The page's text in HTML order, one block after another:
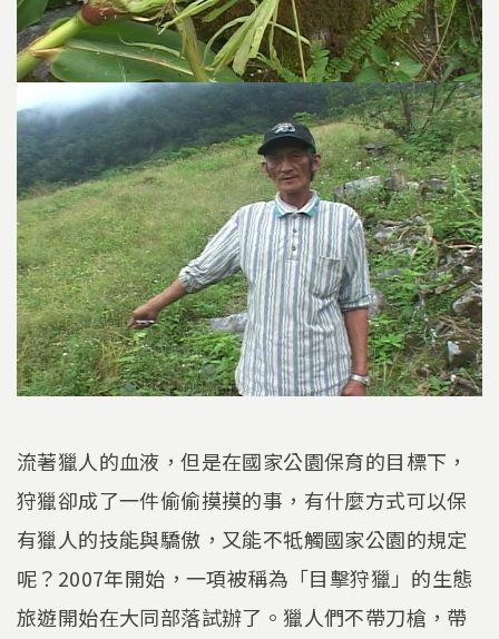
流著獵人的血液，但是在國家公園保育的目標下，
狩獵卻成了一件偷偷摸摸的事，有什麼方式可以保
有獵人的技能與驕傲，又能不牴觸國家公園的規定
呢？2007年開始，一項被稱為「目擊狩獵」的生態
旅遊開始在大同部落試辦了。獵人們不帶刀槍，帶